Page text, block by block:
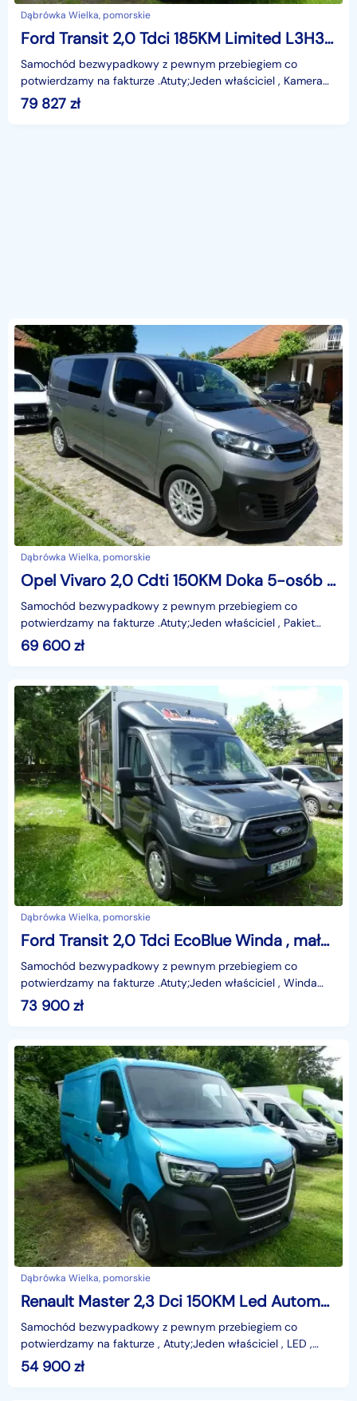
Dąbrówka Wielka, pomorskie
Ford Transit 2,0 Tdci 185KM Limited L3H3 Xenon Led Navi Kamera Alu Full F. Vat
Samochód bezwypadkowy z pewnym przebiegiem co
potwierdzamy na fakturze .Atuty;Jeden właściciel , Kamera
cofania , PDC przód i tył, Nawigacja ,Pełna historia ASO
79 827 zł
Dąbrówka Wielka, pomorskie
Opel Vivaro 2,0 Cdti 150KM Doka 5-osób Navi Kamera cofania Asystent F. VAT23
Samochód bezwypadkowy z pewnym przebiegiem co
potwierdzamy na fakturze .Atuty;Jeden właściciel , Pakiet
Biznesowy , kamera cofania , Nawigacja , Webasto ogrzewa
69 600zł
Dąbrówka Wielka, pomorskie
Ford Transit 2,0 Tdci EcoBlue Winda , mały przebieg , ładowność 1063kg
Samochód bezwypadkowy z pewnym przebiegiem co
potwierdzamy na fakturze .Atuty;Jeden właściciel , Winda
Holand 750kg , Kontener ; 3,85m x 2,2m x 2,2m , klimatyza
73 900zł
Dąbrówka Wielka, pomorskie
Renault Master 2,3 Dci 150KM Led Automat Kamera Model 2020 F. VAT23
Samochód bezwypadkowy z pewnym przebiegiem co
potwierdzamy na fakturze , Atuty;Jeden właściciel , LED ,
Kamera cofania , automatyczna skrzynia biegów , dodatkow
54 900zł